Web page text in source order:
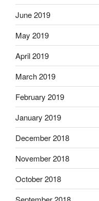
June 2019
May 2019
April 2019
March 2019
February 2019
January 2019
December 2018
November 2018
October 2018